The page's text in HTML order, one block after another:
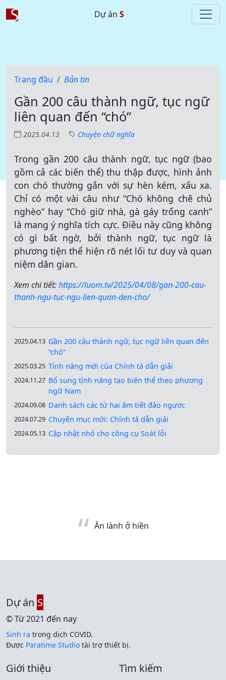
Dự án S
Trang đầu Bản tin
Gần 200 câu thành ngữ, tục ngữ
liên quan đến “chó”
2025.04.13 Chuyện chữ nghĩa
Trong gần 200 câu thành ngữ, tục ngữ (bao
gồm cả các biến thể) thu thập được, hình ảnh
con chó thường gắn với sự hèn kém, xấu xa.
Chỉ có một vài câu như “Chó không chê chủ
nghèo” hay “Chó giữ nhà, gà gáy trống canh”
là mang ý nghĩa tích cực. Điều này cũng không
có gì bất ngờ, bởi thành ngữ, tục ngữ là
phương tiện thể hiện rõ nét lối tư duy và quan
niệm dân gian.
Xem chi tiết:https://luom.tv/2025/04/08/gan-200-cau-
thanh-ngu-tuc-ngu-lien-quan-den-cho/
2025.04.13 Gần 200 câu thành ngữ, tục ngữ liên quan đến
“chó”
2025.03.25 Tính năng mới của Chính tả dẫn giải
2024.11.27 Bổ sung tính năng tạo biến thể theo phương
ngữ Nam
2024.09.08 Danh sách các từ hai âm tiết đảo ngược
2024.07.29 Chuyên mục mới: Chính tả dẫn giải
2024.05.13 Cập nhật nhỏ cho công cụ Soát lỗi
Ăn lành ở hiền
Dự án S
© Từ 2021 đến nay
Sinh ra trong dịch COVID.
Được Paratime Studio tài trợ thiết bị.
Giới thiệu Tìm kiếm